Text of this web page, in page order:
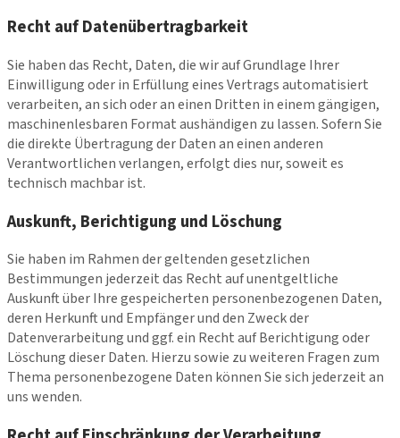
Recht auf Daten­übertrag­barkeit
Sie haben das Recht, Daten, die wir auf Grundlage Ihrer
Einwilligung oder in Erfüllung eines Vertrags automatisiert
verarbeiten, an sich oder an einen Dritten in einem gängigen,
maschinenlesbaren Format aushändigen zu lassen. Sofern Sie
die direkte Übertragung der Daten an einen anderen
Verantwortlichen verlangen, erfolgt dies nur, soweit es
technisch machbar ist.
Auskunft, Berichtigung und Löschung
Sie haben im Rahmen der geltenden gesetzlichen
Bestimmungen jederzeit das Recht auf unentgeltliche
Auskunft über Ihre gespeicherten personenbezogenen Daten,
deren Herkunft und Empfänger und den Zweck der
Datenverarbeitung und ggf. ein Recht auf Berichtigung oder
Löschung dieser Daten. Hierzu sowie zu weiteren Fragen zum
Thema personenbezogene Daten können Sie sich jederzeit an
uns wenden.